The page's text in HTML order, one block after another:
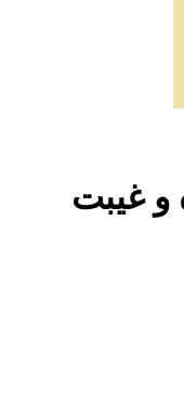
و غیبت